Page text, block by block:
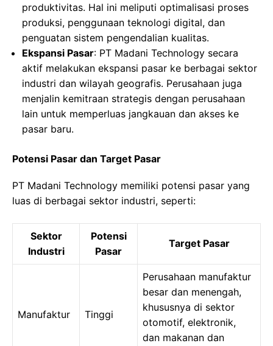
produktivitas. Hal ini meliputi optimalisasi proses
produksi, penggunaan teknologi digital, dan
penguatan sistem pengendalian kualitas.
Ekspansi Pasar: PT Madani Technology secara
aktif melakukan ekspansi pasar ke berbagai sektor
industri dan wilayah geografis. Perusahaan juga
menjalin kemitraan strategis dengan perusahaan
lain untuk memperluas jangkauan dan akses ke
pasar baru.
Potensi Pasar dan Target Pasar
PT Madani Technology memiliki potensi pasar yang
luas di berbagai sektor industri, seperti:
Sektor
Industri
Potensi
Pasar
Target Pasar
Manufaktur Tinggi
Perusahaan manufaktur
besar dan menengah,
khususnya di sektor
otomotif, elektronik,
dan makanan dan